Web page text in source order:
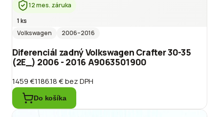
12 mes. záruka
1 ks
Volkswagen
2006–2016
Diferenciál zadný Volkswagen Crafter 30-35
(2E_) 2006 - 2016 A9063501900
1459 €1186.18 €bez DPH
Do košíka